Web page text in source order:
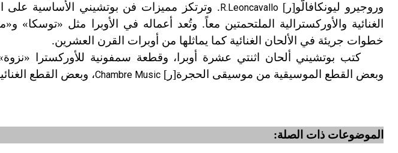
وروجيرو ليونكافالّو[ر]R.Leoncavallo. وترتكز مميزات فن بوتشيني الأساسية على
الغنائية والأوركسترالية الملتحمتين معاً. وتُعد أعماله في الأوبرا مثل «توسكا» و«
خطوات جريئة في الألحان الغنائية كما يماثلها من أوبرات القرن العشرين.
كتب بوتشيني ألحان اثنتي عشرة أوبرا، وقطعة سمفونية للأوركسترا
وبعض القطع الموسيقية من موسيقى الحجرة[ر] Chambre Music، وبعض القطع
الموضوعات ذات الصلة: